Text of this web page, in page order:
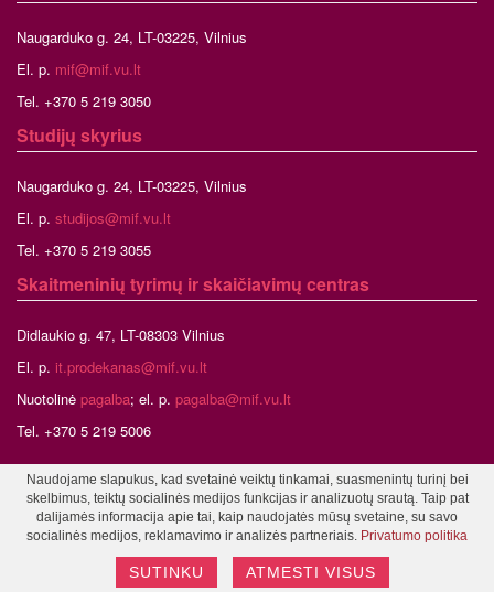
Naugarduko g. 24, LT-03225, Vilnius
El. p. mif@mif.vu.lt
Tel. +370 5 219 3050
Studijų skyrius
Naugarduko g. 24, LT-03225, Vilnius
El. p. studijos@mif.vu.lt
Tel. +370 5 219 3055
Skaitmeninių tyrimų ir skaičiavimų centras
Didlaukio g. 47, LT-08303 Vilnius
El. p. it.prodekanas@mif.vu.lt
Nuotolinė pagalba; el. p. pagalba@mif.vu.lt
Tel. +370 5 219 5006
©2026 Vilniaus universitetas, Matematikos ir informatikos fakultetas
Tinklalapio administratorius
Naudojame slapukus, kad svetainė veiktų tinkamai, suasmenintų turinį bei
skelbimus, teiktų socialinės medijos funkcijas ir analizuotų srautą. Taip pat
dalijamės informacija apie tai, kaip naudojatės mūsų svetaine, su savo
socialinės medijos, reklamavimo ir analizės partneriais. Privatumo politika
SUTINKU ATMESTI VISUS